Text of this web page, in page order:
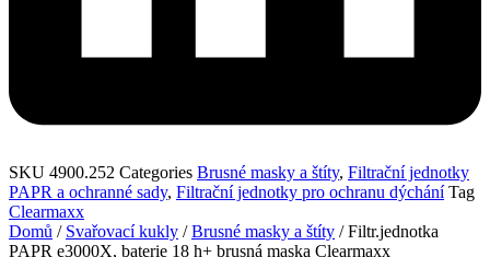
SKU 4900.252 Categories Brusné masky a štíty, Filtrační jednotky
PAPR a ochranné sady, Filtrační jednotky pro ochranu dýchání Tag
Clearmaxx
Domů / Svařovací kukly /Brusné masky a štíty / Filtr.jednotka
PAPR e3000X, baterie 18 h+ brusná maska Clearmaxx